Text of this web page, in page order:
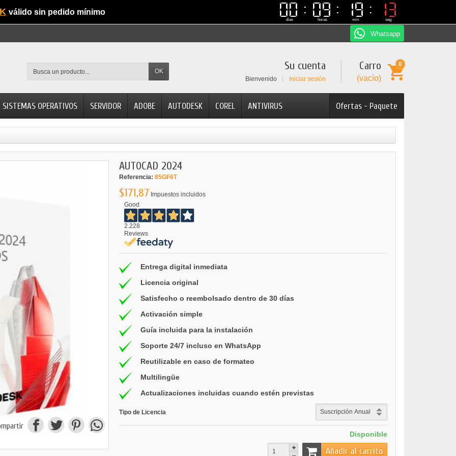
válido sin pedido mínimo 00
00
dias
09
09
horas
19
19
min
12
12
seg
Whatsapp
OK Carro
(vacío)
0
Su cuenta
Bienvenido Iniciar sesión
Ofertas - Paquete
SISTEMAS OPERATIVOS SERVIDOR ADOBE AUTODESK COREL ANTIVIRUS
AUTOCAD 2024
Referencia: 85GF6T
$171,87 Impuestos incluidos
Good
2.228
Reviews
Entrega digital inmediata
Licencia original
Satisfecho o reembolsado dentro de 30 días
Activación simple
Guía incluida para la instalación
Soporte 24/7 incluso en WhatsApp
Reutilizable en caso de formateo
Multilingüe
Actualizaciones incluidas cuando estén previstas
Tipo de Licencia
Disponible
Añadir al carrito